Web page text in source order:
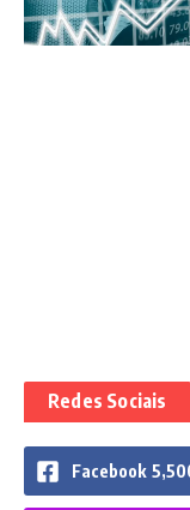
Redes Sociais
Facebook